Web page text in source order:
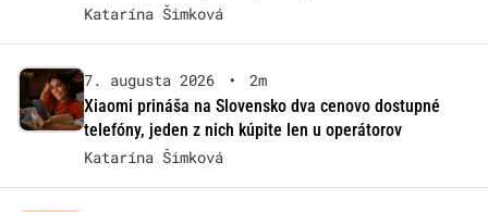
Katarína Šimková
7. augusta 2026 •
2m
Xiaomi prináša na Slovensko dva cenovo dostupné
telefóny, jeden z nich kúpite len u operátorov
Katarína Šimková